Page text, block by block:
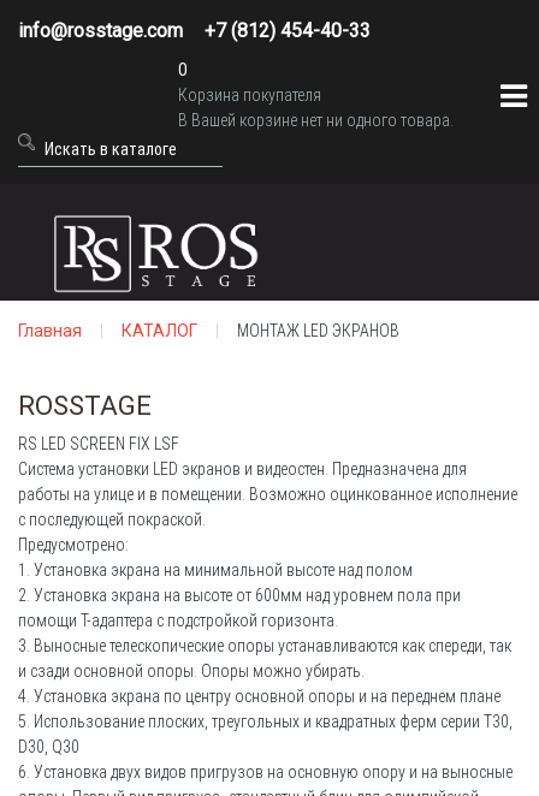
info@rosstage.com +7 (812) 454-40-33
0
Корзина покупателя
В Вашей корзине нет ни одного товара.
Главная КАТАЛОГ МОНТАЖ LED ЭКРАНОВ
ROSSTAGE
RS LED SCREEN FIX LSF
Система установки LED экранов и видеостен. Предназначена для
работы на улице и в помещении. Возможно оцинкованное исполнение
с последующей покраской.
Предусмотрено:
1. Установка экрана на минимальной высоте над полом
2. Установка экрана на высоте от 600мм над уровнем пола при
помощи Т-адаптера с подстройкой горизонта.
3. Выносные телескопические опоры устанавливаются как спереди, так
и сзади основной опоры. Опоры можно убирать.
4. Установка экрана по центру основной опоры и на переднем плане
5. Использование плоских, треугольных и квадратных ферм серии T30,
D30, Q30
6. Установка двух видов пригрузов на основную опору и на выносные